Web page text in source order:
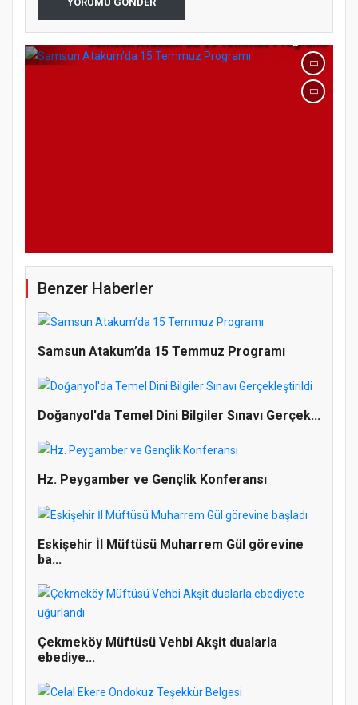
Gerçekleştirildi
Benzer Haberler
Samsun Atakum’da 15 Temmuz Programı
Doğanyol'da Temel Dini Bilgiler Sınavı Gerçek...
Hz. Peygamber ve Gençlik Konferansı
Eskişehir İl Müftüsü Muharrem Gül görevine
ba...
Çekmeköy Müftüsü Vehbi Akşit dualarla
ebediye...